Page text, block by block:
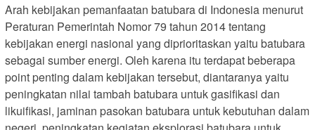
Arah kebijakan pemanfaatan batubara di Indonesia menurut
Peraturan Pemerintah Nomor 79 tahun 2014 tentang
kebijakan energi nasional yang diprioritaskan yaitu batubara
sebagai sumber energi. Oleh karena itu terdapat beberapa
point penting dalam kebijakan tersebut, diantaranya yaitu
peningkatan nilai tambah batubara untuk gasifikasi dan
likuifikasi, jaminan pasokan batubara untuk kebutuhan dalam